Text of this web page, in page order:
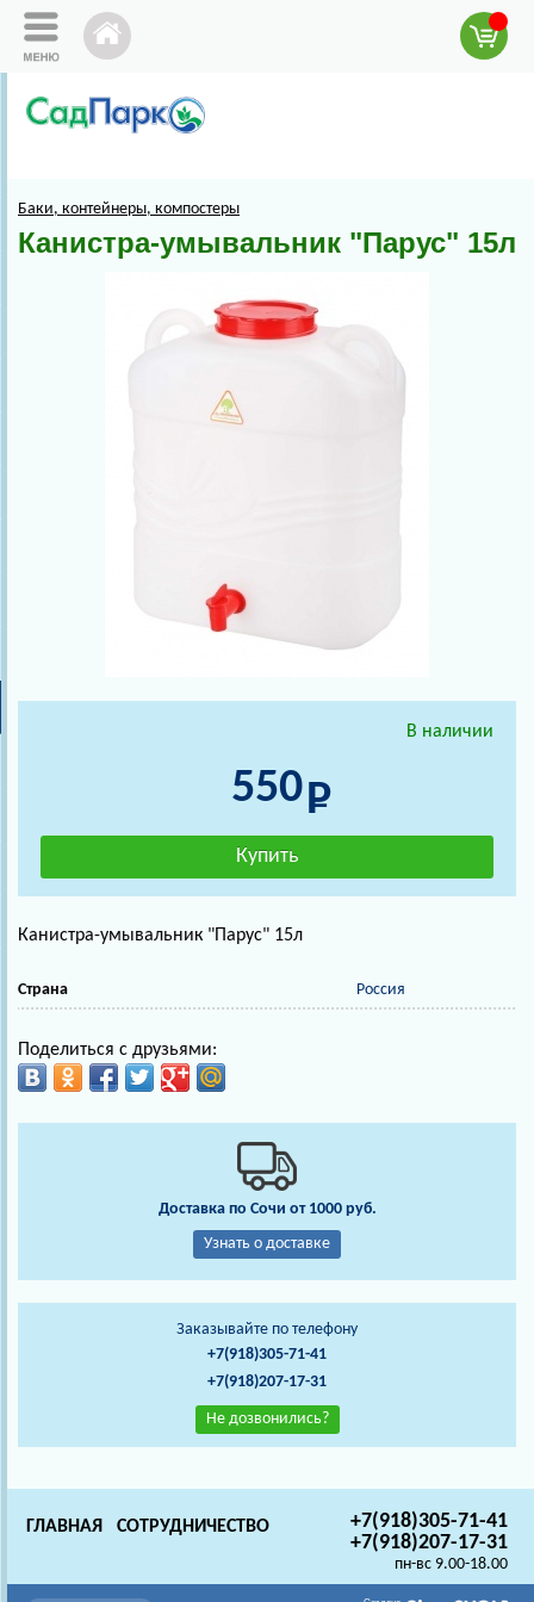
Баки, контейнеры, компостеры
Канистра-умывальник "Парус" 15л
В наличии
550
Канистра-умывальник "Парус" 15л
Страна Россия
Поделиться с друзьями:
Доставка по Сочи от 1000 руб.
Узнать о доставке
Заказывайте по телефону
+7(918)305-71-41
+7(918)207-17-31
Не дозвонились?
+7(918)305-71-41
+7(918)207-17-31
пн-вс 9.00-18.00
ГЛАВНАЯ СОТРУДНИЧЕСТВО